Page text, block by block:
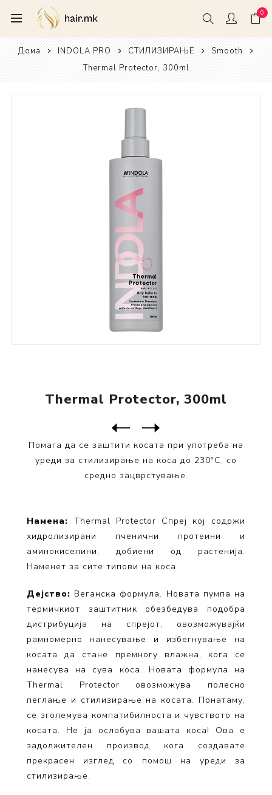
0
Дома INDOLA PRO СТИЛИЗИРАЊЕ
Smooth
Thermal Protector, 300ml
Thermal Protector, 300ml
Помага да се заштити косата при употреба на
уреди за стилизирање на коса до 230°C, со
средно зацврстување.
Намена: Thermal Protector Спреј кој содржи
хидролизирани пченични протеини и
аминокиселини, добиени од растенија.
Наменет за сите типови на коса.
Дејство: Веганска формула. Новата пумпа на
термичкиот заштитник обезбедува подобра
дистрибуција на спрејот, овозможувајќи
рамномерно нанесување и избегнување на
косата да стане премногу влажна, кога се
нанесува на сува коса. Новата формула на
Thermal Protector овозможува полесно
пеглање и стилизирање на косата. Понатаму,
се зголемува компатибилноста и чувството на
косата. Не ја ослабува вашата коса! Ова е
задолжителен производ кога создавате
прекрасен изглед со помош на уреди за
стилизирање.